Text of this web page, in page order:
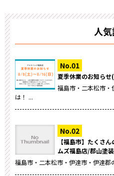
人
夏季休業のお知ら
福島市・二本松市・
は！ ...
【福島市】たくさ
ムズ福島店/郡山塗
福島市・二本松市・伊達市・伊達郡